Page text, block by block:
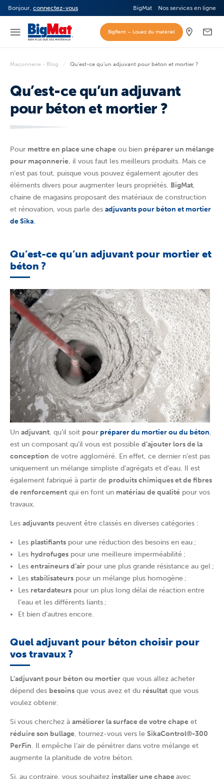
Bonjour, connectez-vous BigMat Nos services en ligne
BigRent – Louez du matériel
Maçonnerie - Blog Qu’est-ce qu’un adjuvant pour béton et mortier ?
Qu’est-ce qu’un adjuvant
pour béton et mortier ?
Pour mettre en place une chape ou bien préparer un mélange
pour maçonnerie, il vous faut les meilleurs produits. Mais ce
n’est pas tout, puisque vous pouvez également ajouter des
éléments divers pour augmenter leurs propriétés. BigMat,
chaine de magasins proposant des matériaux de construction
et rénovation, vous parle des adjuvants pour béton et mortier
de Sika.
Qu’est-ce qu’un adjuvant pour mortier et
béton ?
Un adjuvant, qu’il soit pour préparer du mortier ou du béton,
est un composant qu’il vous est possible d’ajouter lors de la
conception de votre aggloméré. En effet, ce dernier n’est pas
uniquement un mélange simpliste d’agrégats et d’eau. Il est
également fabriqué à partir de produits chimiques et de fibres
de renforcement qui en font un matériau de qualité pour vos
travaux.
Les adjuvants peuvent être classés en diverses catégories :
Les plastifiants pour une réduction des besoins en eau ;
Les hydrofuges pour une meilleure imperméabilité ;
Les entraineurs d’air pour une plus grande résistance au gel ;
Les stabilisateurs pour un mélange plus homogène ;
Les retardateurs pour un plus long délai de réaction entre
l’eau et les différents liants ;
Et bien d’autres encore.
Quel adjuvant pour béton choisir pour
vos travaux ?
L’adjuvant pour béton ou mortier que vous allez acheter
dépend des besoins que vous avez et du résultat que vous
voulez obtenir.
Si vous cherchez à améliorer la surface de votre chape et
réduire son bullage, tournez-vous vers le SikaControl®-300
PerFin. Il empêche l’air de pénétrer dans votre mélange et
augmente la planitude de votre béton.
Si, au contraire, vous souhaitez installer une chapeavec